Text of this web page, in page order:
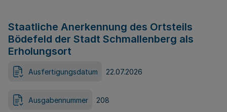
Staatliche Anerkennung des Ortsteils
Bödefeld der Stadt Schmallenberg als
Erholungsort
Ausfertigungsdatum 22.07.2026
Ausgabennummer 208